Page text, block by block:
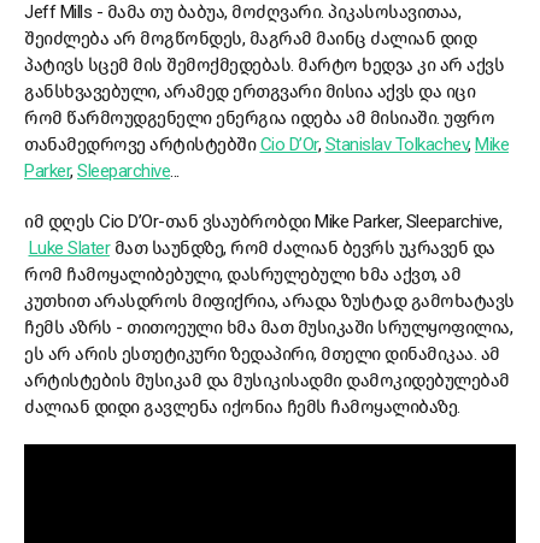
Jeff Mills - მამა თუ ბაბუა, მოძღვარი. პიკასოსავითაა,
შეიძლება არ მოგწონდეს, მაგრამ მაინც ძალიან დიდ
პატივს სცემ მის შემოქმედებას. მარტო ხედვა კი არ აქვს
განსხვავებული, არამედ ერთგვარი მისია აქვს და იცი
რომ წარმოუდგენელი ენერგია იდება ამ მისიაში. უფრო
თანამედროვე არტისტებშიCio D’Or, Stanislav Tolkachev, Mike
Parker, Sleeparchive...
იმ დღეს Cio D’Or-თან ვსაუბრობდი Mike Parker, Sleeparchive,
Luke Slaterმათ საუნდზე, რომ ძალიან ბევრს უკრავენ და
რომ ჩამოყალიბებული, დასრულებული ხმა აქვთ, ამ
კუთხით არასდროს მიფიქრია, არადა ზუსტად გამოხატავს
ჩემს აზრს - თითოეული ხმა მათ მუსიკაში სრულყოფილია,
ეს არ არის ესთეტიკური ზედაპირი, მთელი დინამიკაა. ამ
არტისტების მუსიკამ და მუსიკისადმი დამოკიდებულებამ
ძალიან დიდი გავლენა იქონია ჩემს ჩამოყალიბაზე.